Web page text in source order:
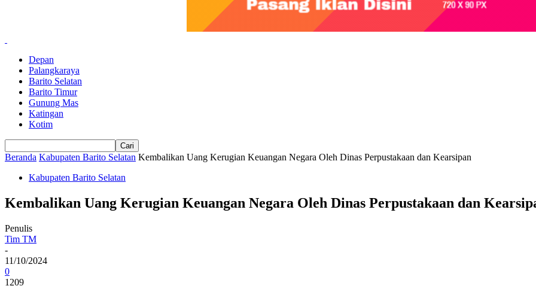
Depan
Palangkaraya
Barito Selatan
Barito Timur
Gunung Mas
Katingan
Kotim
Beranda Kabupaten Barito Selatan Kembalikan Uang Kerugian Keuangan Negara Oleh Dinas Perpustakaan dan Kearsipan
Kabupaten Barito Selatan
Kembalikan Uang Kerugian Keuangan Negara Oleh Dinas Perpustakaan dan
Penulis
Tim TM
-
11/10/2024
0
1209